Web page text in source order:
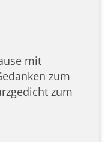
mit
zum
zum